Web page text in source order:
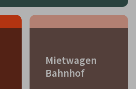
Mietwagen
Bahnhof